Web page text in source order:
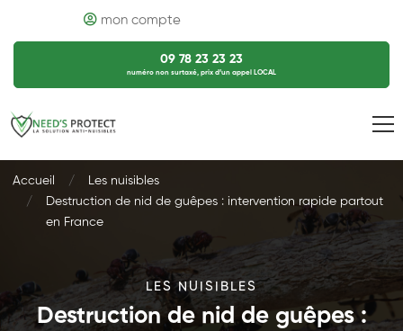
mon compte
09 78 23 23 23
numéro non surtaxé, prix d’un appel LOCAL
Accueil
Les nuisibles
Destruction de nid de guêpes : intervention rapide partout
en France
LES NUISIBLES
Destruction de nid de guêpes :